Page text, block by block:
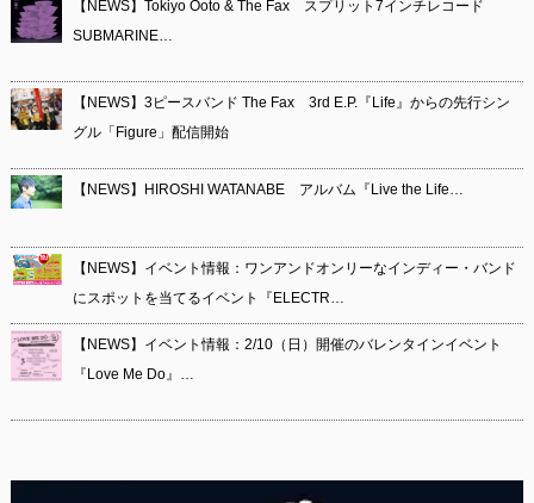
【NEWS】Tokiyo Ooto & The Fax スプリット7インチレコード
SUBMARINE…
【NEWS】3ピースバンド The Fax 3rd E.P.『Life』からの先行シン
グル「Figure」配信開始
【NEWS】HIROSHI WATANABE アルバム『Live the Life…
【NEWS】イベント情報：ワンアンドオンリーなインディー・バンド
にスポットを当てるイベント『ELECTR…
【NEWS】イベント情報：2/10（日）開催のバレンタインイベント
『Love Me Do』…